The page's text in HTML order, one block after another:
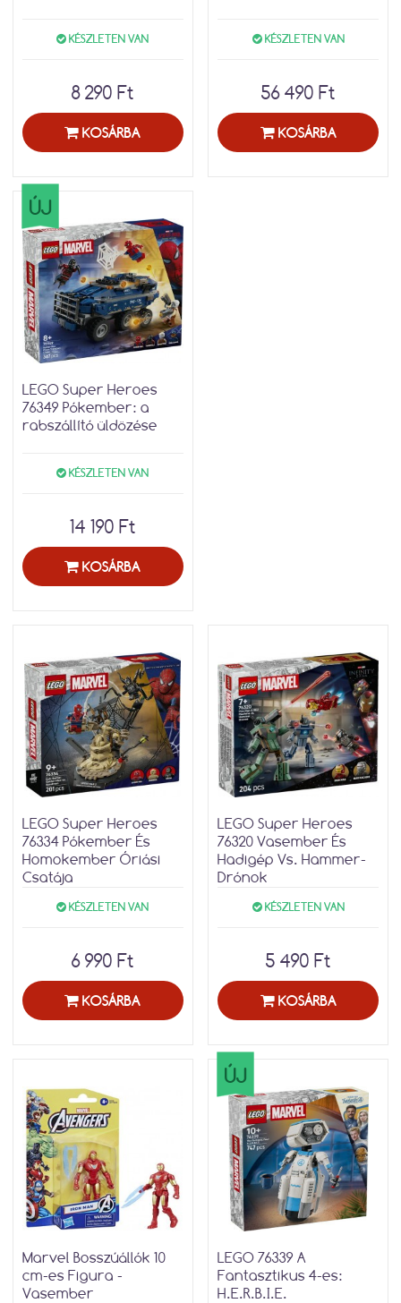
KÉSZLETEN VAN
8 290 Ft
KOSÁRBA
KÉSZLETEN VAN
56 490 Ft
KOSÁRBA
ÚJ
LEGO Super Heroes
76349 Pókember: a
rabszállító üldözése
KÉSZLETEN VAN
14 190 Ft
KOSÁRBA
LEGO Super Heroes
76334 Pókember És
Homokember Óriási
Csatája
KÉSZLETEN VAN
6 990 Ft
KOSÁRBA
LEGO Super Heroes
76320 Vasember És
Hadigép Vs. Hammer-
Drónok
KÉSZLETEN VAN
5 490 Ft
KOSÁRBA
Marvel Bosszúállók 10
cm-es Figura -
Vasember
ÚJ
LEGO 76339 A
Fantasztikus 4-es:
H.E.R.B.I.E.